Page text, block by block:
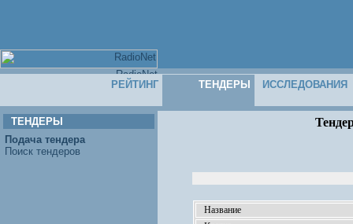
РЕЙТИНГ ТЕНДЕРЫ ИССЛЕДОВАНИЯ
ТЕНДЕРЫ
Подача тендера
Поиск тендеров
Название